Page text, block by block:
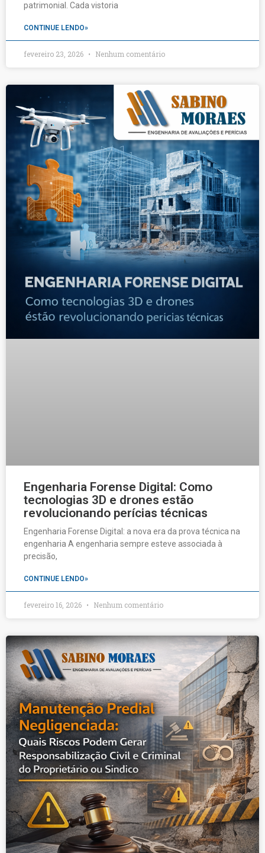
patrimonial. Cada vistoria
CONTINUE LENDO»
fevereiro 23, 2026 Nenhum comentário
Engenharia Forense Digital: Como
tecnologias 3D e drones estão
revolucionando perícias técnicas
Engenharia Forense Digital: a nova era da prova técnica na
engenharia A engenharia sempre esteve associada à
precisão,
CONTINUE LENDO»
fevereiro 16, 2026 Nenhum comentário